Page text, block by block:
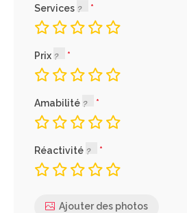
Services
Prix
Amabilité
Réactivité
Ajouter des photos